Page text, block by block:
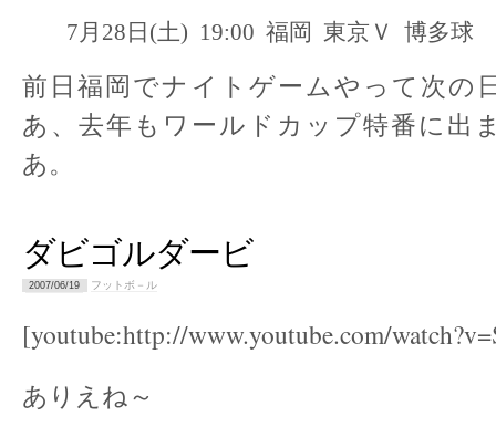
7月28日(土) 19:00 福岡 東京Ｖ 博多球
前日福岡でナイトゲームやって次の
あ、去年もワールドカップ特番に出
あ。
ダビゴルダービ
2007/06/19 フットボ－ル
[youtube:http://www.youtube.com/
ありえね～